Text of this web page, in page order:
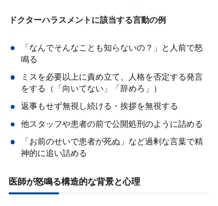
ドクターハラスメントに該当する言動の例
「なんでそんなことも知らないの？」と人前で怒
鳴る
ミスを必要以上に責め立て、人格を否定する発言
をする（「向いてない」「辞めろ」）
返事もせず無視し続ける・挨拶を無視する
他スタッフや患者の前で公開処刑のように詰める
「お前のせいで患者が死ぬ」など過剰な言葉で精
神的に追い詰める
医師が怒鳴る構造的な背景と心理